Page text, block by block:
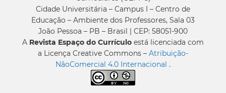
Cidade Universitária – Campus I – Centro de
Educação – Ambiente dos Professores, Sala 03
João Pessoa – PB – Brasil | CEP: 58051-900
A Revista Espaço do Currículo está licenciada com
a Licença Creative Commons – Atribuição-
NãoComercial 4.0 Internacional .